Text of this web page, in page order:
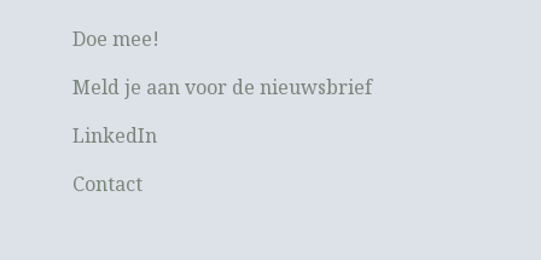
Doe mee!
Meld je aan voor de nieuwsbrief
LinkedIn
Contact